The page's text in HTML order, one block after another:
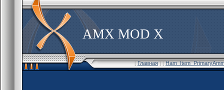
AMX MOD X
[Главная] [